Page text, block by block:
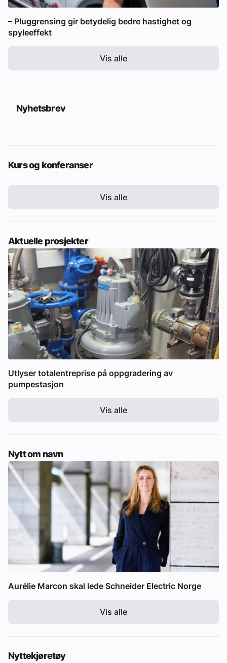
– Pluggrensing gir betydelig bedre hastighet og
spyleeffekt
Vis alle
Nyhetsbrev
Kurs og konferanser
Vis alle
Aktuelle prosjekter
Utlyser totalentreprise på oppgradering av
pumpestasjon
Vis alle
Nytt om navn
Aurélie Marcon skal lede Schneider Electric Norge
Vis alle
Nyttekjøretøy